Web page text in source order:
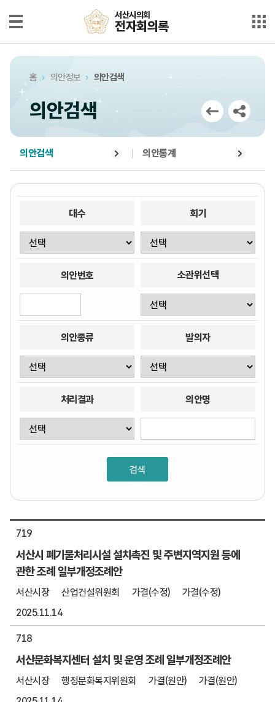
서산시의회
전자회의록
최근회의록
단순검색
상세검색
부록검색
의안정보
서산시의회
전자회의록
홈 의안정보 의안검색
의안검색
의안검색 의안통계
대수 회기
의안번호 소관위선택
의안종류 발의자
처리결과 의안명
719
서산시 폐기물처리시설 설치촉진 및 주변지역지원 등에
관한 조례 일부개정조례안
서산시장 산업건설위원회 가결(수정)
가결(수정)
2025.11.14
718
서산문화복지센터 설치 및 운영 조례 일부개정조례안
서산시장 행정문화복지위원회 가결(원안)
가결(원안)